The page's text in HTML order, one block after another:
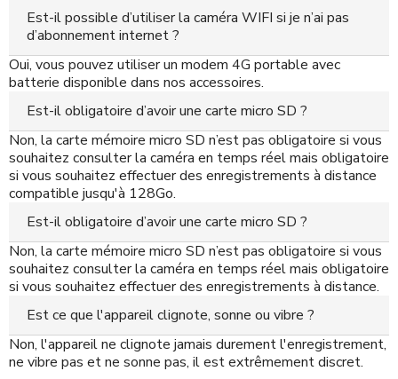
Est-il possible d’utiliser la caméra WIFI si je n’ai pas
d’abonnement internet ?
Oui, vous pouvez utiliser un modem 4G portable avec
batterie disponible dans nos accessoires.
Est-il obligatoire d’avoir une carte micro SD ?
Non, la carte mémoire micro SD n’est pas obligatoire si vous
souhaitez consulter la caméra en temps réel mais obligatoire
si vous souhaitez effectuer des enregistrements à distance
compatible jusqu'à 128Go.
Est-il obligatoire d’avoir une carte micro SD ?
Non, la carte mémoire micro SD n’est pas obligatoire si vous
souhaitez consulter la caméra en temps réel mais obligatoire
si vous souhaitez effectuer des enregistrements à distance.
Est ce que l'appareil clignote, sonne ou vibre ?
Non, l'appareil ne clignote jamais durement l'enregistrement,
ne vibre pas et ne sonne pas, il est extrêmement discret.